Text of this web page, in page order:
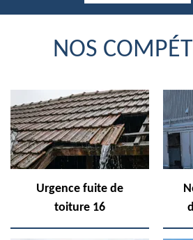
NOS
Urgence fuite de
toiture 16